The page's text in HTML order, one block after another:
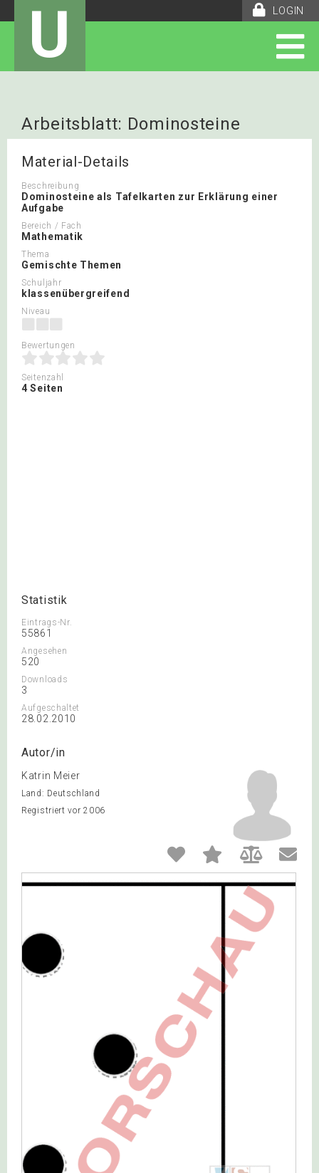
LOGIN
U
Arbeitsblatt: Dominosteine
Material-Details
Beschreibung
Dominosteine als Tafelkarten zur Erklärung einer
Aufgabe
Bereich / Fach
Mathematik
Thema
Gemischte Themen
Schuljahr
klassenübergreifend
Niveau
Bewertungen
Seitenzahl
4 Seiten
Statistik
Eintrags-Nr.
55861
Angesehen
520
Downloads
3
Aufgeschaltet
28.02.2010
Autor/in
Katrin Meier
Land: Deutschland
Registriert vor 2006